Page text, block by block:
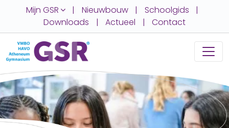
Mijn GSR | Nieuwbouw | Schoolgids
|
Downloads
| Actueel | Contact